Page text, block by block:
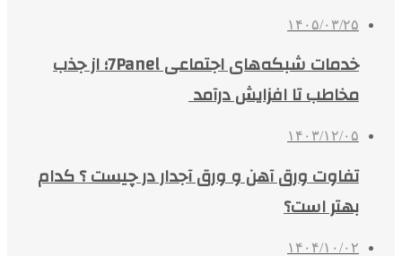
۱۴۰۵/۰۳/۲۵
خدمات شبکه‌های اجتماعی 7Panel؛ از جذب
مخاطب تا افزایش درآمد
۱۴۰۳/۱۲/۰۵
تفاوت ورق آهن و ورق آجدار در چیست ؟ کدام
بهتر است؟
۱۴۰۴/۱۰/۰۲